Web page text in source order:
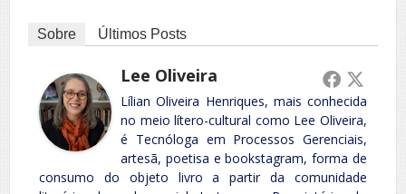
Sobre Últimos Posts
Lee Oliveira
Lílian Oliveira Henriques, mais conhecida
no meio lítero-cultural como Lee Oliveira,
é Tecnóloga em Processos Gerenciais,
artesã, poetisa e bookstagram, forma de
consumo do objeto livro a partir da comunidade